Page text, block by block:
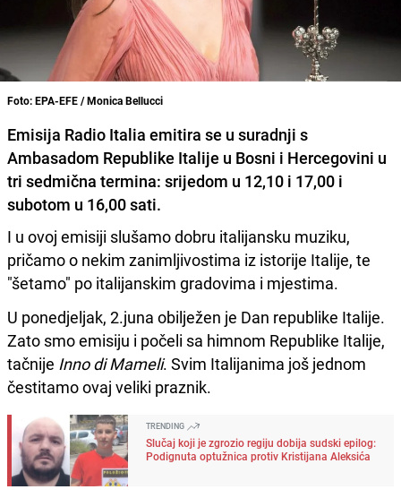
Foto: EPA-EFE / Monica Bellucci
Emisija Radio Italia emitira se u suradnji s
Ambasadom Republike Italije u Bosni i Hercegovini u
tri sedmična termina: srijedom u 12,10 i 17,00 i
subotom u 16,00 sati.
I u ovoj emisiji slušamo dobru italijansku muziku,
pričamo o nekim zanimljivostima iz istorije Italije, te
"šetamo" po italijanskim gradovima i mjestima.
U ponedjeljak, 2.juna obilježen je Dan republike Italije.
Zato smo emisiju i počeli sa himnom Republike Italije,
tačnije Inno di Mameli. Svim Italijanima još jednom
čestitamo ovaj veliki praznik.
TRENDING
Slučaj koji je zgrozio regiju dobija sudski epilog:
Podignuta optužnica protiv Kristijana Aleksića